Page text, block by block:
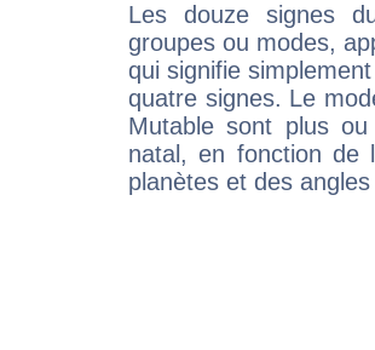
Les douze signes
groupes ou modes,
qui signifie
quatre signes. Le
Mutable sont plus
natal, en fonction de
planètes et des